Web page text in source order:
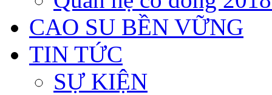
CAO SU BỀN VỮNG
TIN TỨC
SỰ KIỆN